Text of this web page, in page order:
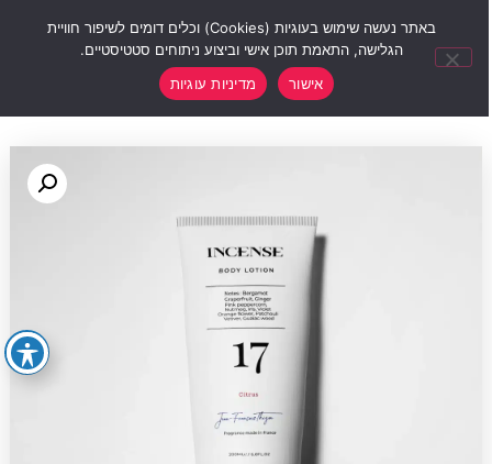
באתר נעשה שימוש בעוגיות (Cookies) וכלים דומים לשיפור חוויית
הגלישה, התאמת תוכן אישי וביצוע ניתוחים סטטיסטיים.
אישור
מדיניות עוגיות